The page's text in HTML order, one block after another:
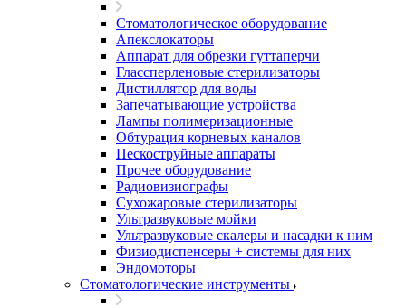
Стоматологическое оборудование
Апекслокаторы
Аппарат для обрезки гуттаперчи
Глассперленовые стерилизаторы
Дистиллятор для воды
Запечатывающие устройства
Лампы полимеризационные
Обтурация корневых каналов
Пескоструйные аппараты
Прочее оборудование
Радиовизиографы
Сухожаровые стерилизаторы
Ультразвуковые мойки
Ультразвуковые скалеры и насадки к ним
Физиодиспенсеры + системы для них
Эндомоторы
Стоматологические инструменты